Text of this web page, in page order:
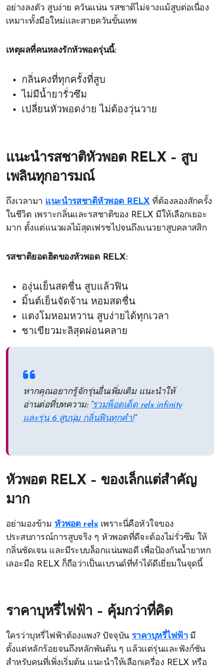
อย่างลงตัว สูบง่าย ควันแน่น รสชาติไม่จางแม้สูบต่อเนื่อง
เหมาะทั้งมือใหม่และสายควันขั้นเทพ
เหตุผลที่คนหลงรักหัวพอดรุ่นนี้:
กลิ่นคงที่ทุกครั้งที่สูบ
ไม่มีน้ำยารั่วซึม
เปลี่ยนหัวพอดง่าย ไม่ต้องวุ่นวาย
แนะนำรสชาติหัวพอต RELX – สูบ
เพลินทุกอารมณ์
ถึงเวลามา แนะนำรสชาติหัวพอต RELXที่ต้องลองสักครั้ง
ในชีวิต เพราะกลิ่นและรสชาติของ RELX มีให้เลือกเยอะ
มาก ตั้งแต่แนวผลไม้สุดเฟรชไปจนถึงแนวยาสูบคลาสสิก
รสชาติยอดฮิตของหัวพอด RELX:
องุ่นเย็นสดชื่น สูบแล้วฟิน
มิ้นต์เย็นจัดจ้าน หอมสดชื่น
แตงโมหอมหวาน สูบง่ายได้ทุกเวลา
ชาเขียวมะลิสุดผ่อนคลาย
หากคุณอยากรู้จักรุ่นอื่นเพิ่มเติม แนะนำให้
อ่านต่อที่บทความ: “รวมพ็อดเด็ด relx infinity
และรุ่น 6 สูบนุ่ม กลิ่นฟินทุกคำ!”
หัวพอต RELX – ของเล็กแต่สำคัญ
มาก
อย่ามองข้าม หัวพอต relxเพราะนี่คือหัวใจของ
ประสบการณ์การสูบจริง ๆ หัวพอตที่ดีจะต้องไม่รั่วซึม ให้
กลิ่นชัดเจน และมีระบบล็อกแน่นพอดี เพื่อป้องกันน้ำยาหก
เลอะมือ RELX ก็ถือว่าเป็นแบรนด์ที่ทำได้ดีเยี่ยมในจุดนี้
ราคาบุหรี่ไฟฟ้า – คุ้มกว่าที่คิด
ใครว่าบุหรี่ไฟฟ้าต้องแพง? ปัจจุบัน ราคาบุหรี่ไฟฟ้ามี
ตั้งแต่หลักร้อยจนถึงหลักพันต้น ๆ แล้วแต่รุ่นและฟังก์ชัน
สำหรับคนที่เพิ่งเริ่มต้น แนะนำให้เลือกเครื่อง RELX หรือ